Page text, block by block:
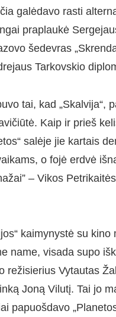
galėdavo rasti
praplaukė
šedevras
Tarkovskio
tai, kad „Skalvija“,
Kaip ir prieš
salėje jie kartais
o fojė erdvė
– Vikos
kaimynystė su kino
name, visada supo
režisierius Vytautas
Joną Vilutį. Tai jo
papuošdavo